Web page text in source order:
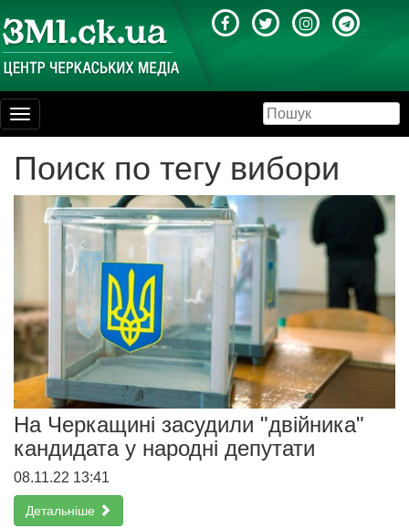
Toggle
navigation
Поиск по тегу вибори
На Черкащині засудили "двійника"
кандидата у народні депутати
08.11.22 13:41
Детальніше